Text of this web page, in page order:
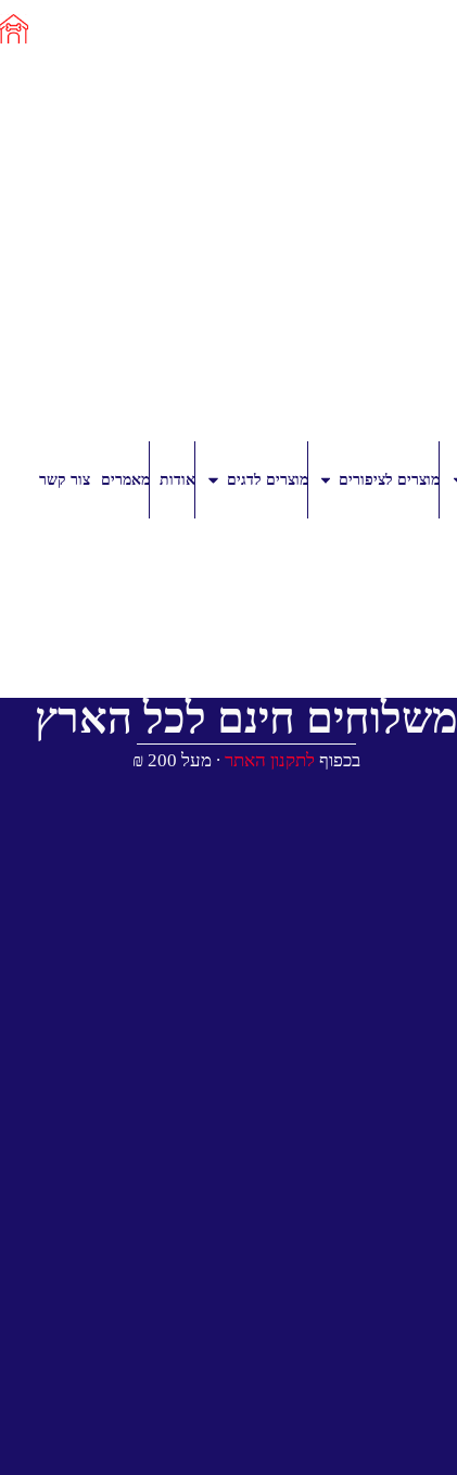
מוצרים לציפורים מוצרים לדגים אודות מאמרים צור קשר
משלוחים חינם לכל הארץ
בכפוף לתקנון האתר ∙ מעל 200 ₪